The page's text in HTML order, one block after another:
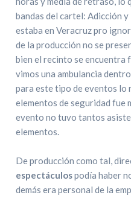
bandas del cartel: Adicción
estaba en Veracruz pro
de la producción no se
bien el recinto se encuentra
vimos una ambulancia
para este tipo de eventos lo
elementos de seguridad fue
evento no tuvo tantos
elementos.
De producción como tal,
espectáculospodía haber
demás era personal de la